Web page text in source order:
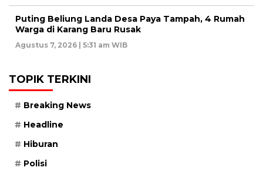
Puting Beliung Landa Desa Paya Tampah, 4 Rumah
Warga di Karang Baru Rusak
Agustus 7, 2026 | 5:31 am WIB
TOPIK TERKINI
Breaking News
Headline
Hiburan
Polisi